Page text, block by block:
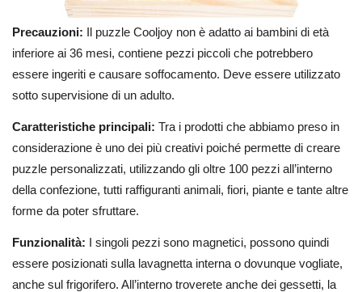
Precauzioni: Il puzzle Cooljoy non è adatto ai bambini di età
inferiore ai 36 mesi, contiene pezzi piccoli che potrebbero
essere ingeriti e causare soffocamento. Deve essere utilizzato
sotto supervisione di un adulto.
Caratteristiche principali: Tra i prodotti che abbiamo preso in
considerazione è uno dei più creativi poiché permette di creare
puzzle personalizzati, utilizzando gli oltre 100 pezzi all’interno
della confezione, tutti raffiguranti animali, fiori, piante e tante altre
forme da poter sfruttare.
Funzionalità: I singoli pezzi sono magnetici, possono quindi
essere posizionati sulla lavagnetta interna o dovunque vogliate,
anche sul frigorifero. All’interno troverete anche dei gessetti, la